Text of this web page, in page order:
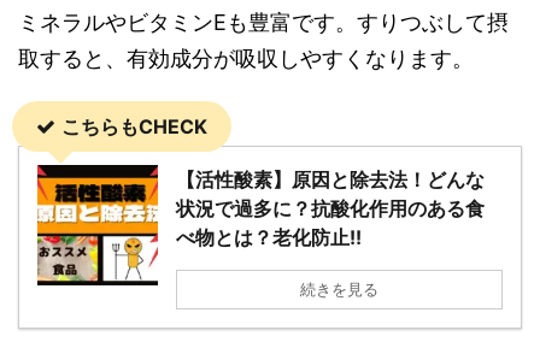
ミネラルやビタミンEも豊富です。すりつぶして摂
取すると、有効成分が吸収しやすくなります。
こちらもCHECK
【活性酸素】原因と除去法！どんな
状況で過多に？抗酸化作用のある食
べ物とは？老化防止!!
続きを見る